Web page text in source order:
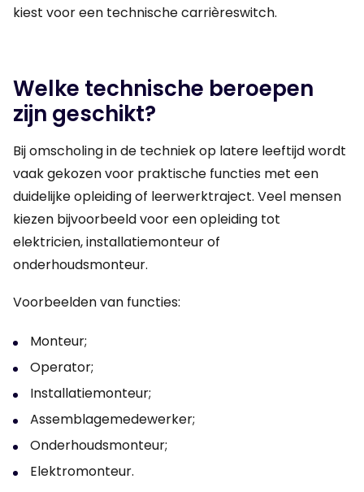
kiest voor een technische carrièreswitch.
Welke technische beroepen
zijn geschikt?
Bij omscholing in de techniek op latere leeftijd wordt
vaak gekozen voor praktische functies met een
duidelijke opleiding of leerwerktraject. Veel mensen
kiezen bijvoorbeeld voor een opleiding tot
elektricien, installatiemonteur of
onderhoudsmonteur.
Voorbeelden van functies:
Monteur;
Operator;
Installatiemonteur;
Assemblagemedewerker;
Onderhoudsmonteur;
Elektromonteur.